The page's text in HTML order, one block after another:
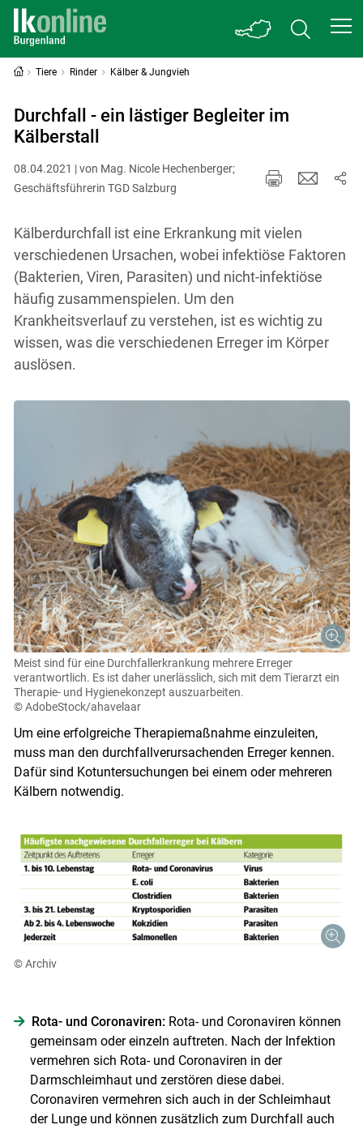
Tiere Rinder Kälber & Jungvieh
Durchfall - ein lästiger Begleiter im
Kälberstall
08.04.2021 | von Mag. Nicole Hechenberger;
Geschäftsführerin TGD Salzburg
Kälberdurchfall ist eine Erkrankung mit vielen
verschiedenen Ursachen, wobei infektiöse Faktoren
(Bakterien, Viren, Parasiten) und nicht-infektiöse
häufig zusammenspielen. Um den
Krankheitsverlauf zu verstehen, ist es wichtig zu
wissen, was die verschiedenen Erreger im Körper
auslösen.
Meist sind für eine Durchfallerkrankung mehrere Erreger
verantwortlich. Es ist daher unerlässlich, sich mit dem Tierarzt ein
Therapie- und Hygienekonzept auszuarbeiten.
© AdobeStock/ahavelaar
Um eine erfolgreiche Therapiemaßnahme einzuleiten,
muss man den durchfallverursachenden Erreger kennen.
Dafür sind Kotuntersuchungen bei einem oder mehreren
Kälbern notwendig.
© Archiv
Rota- und Coronaviren:Rota- und Coronaviren können
gemeinsam oder einzeln auftreten. Nach der Infektion
vermehren sich Rota- und Coronaviren in der
Darmschleimhaut und zerstören diese dabei.
Coronaviren vermehren sich auch in der Schleimhaut
der Lunge und können zusätzlich zum Durchfall auch